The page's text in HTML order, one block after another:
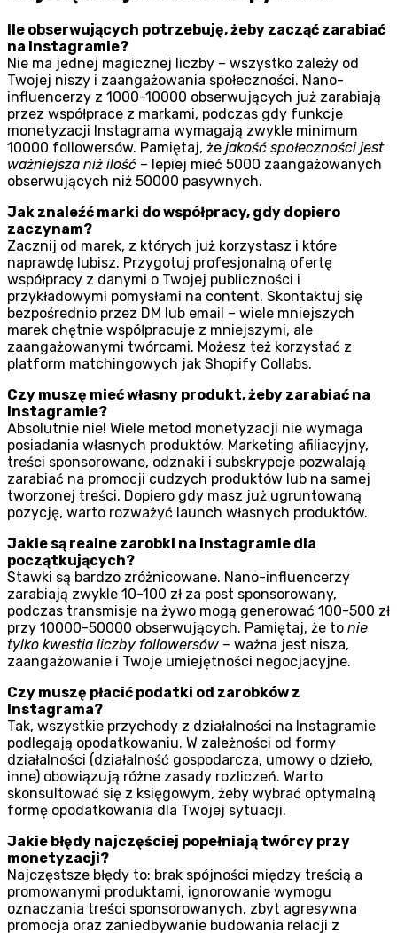
Ile obserwujących potrzebuję, żeby zacząć zarabiać
na Instagramie?
Nie ma jednej magicznej liczby – wszystko zależy od
Twojej niszy i zaangażowania społeczności. Nano-
influencerzy z 1000-10000 obserwujących już zarabiają
przez współprace z markami, podczas gdy funkcje
monetyzacji Instagrama wymagają zwykle minimum
10000 followersów. Pamiętaj, że jakość społeczności jest
ważniejsza niż ilość – lepiej mieć 5000 zaangażowanych
obserwujących niż 50000 pasywnych.
Jak znaleźć marki do współpracy, gdy dopiero
zaczynam?
Zacznij od marek, z których już korzystasz i które
naprawdę lubisz. Przygotuj profesjonalną ofertę
współpracy z danymi o Twojej publiczności i
przykładowymi pomysłami na content. Skontaktuj się
bezpośrednio przez DM lub email – wiele mniejszych
marek chętnie współpracuje z mniejszymi, ale
zaangażowanymi twórcami. Możesz też korzystać z
platform matchingowych jak Shopify Collabs.
Czy muszę mieć własny produkt, żeby zarabiać na
Instagramie?
Absolutnie nie! Wiele metod monetyzacji nie wymaga
posiadania własnych produktów. Marketing afiliacyjny,
treści sponsorowane, odznaki i subskrypcje pozwalają
zarabiać na promocji cudzych produktów lub na samej
tworzonej treści. Dopiero gdy masz już ugruntowaną
pozycję, warto rozważyć launch własnych produktów.
Jakie są realne zarobki na Instagramie dla
początkujących?
Stawki są bardzo zróżnicowane. Nano-influencerzy
zarabiają zwykle 10-100 zł za post sponsorowany,
podczas transmisje na żywo mogą generować 100-500 zł
przy 10000-50000 obserwujących. Pamiętaj, że to nie
tylko kwestia liczby followersów – ważna jest nisza,
zaangażowanie i Twoje umiejętności negocjacyjne.
Czy muszę płacić podatki od zarobków z
Instagrama?
Tak, wszystkie przychody z działalności na Instagramie
podlegają opodatkowaniu. W zależności od formy
działalności (działalność gospodarcza, umowy o dzieło,
inne) obowiązują różne zasady rozliczeń. Warto
skonsultować się z księgowym, żeby wybrać optymalną
formę opodatkowania dla Twojej sytuacji.
Jakie błędy najczęściej popełniają twórcy przy
monetyzacji?
Najczęstsze błędy to: brak spójności między treścią a
promowanymi produktami, ignorowanie wymogu
oznaczania treści sponsorowanych, zbyt agresywna
promocja oraz zaniedbywanie budowania relacji z